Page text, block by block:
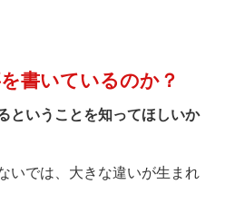
書いているのか？
ということを知ってほしいか
いでは、大きな違いが生まれ